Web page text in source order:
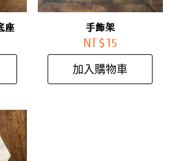
座 手飾架
NT$ 15
加入購物車